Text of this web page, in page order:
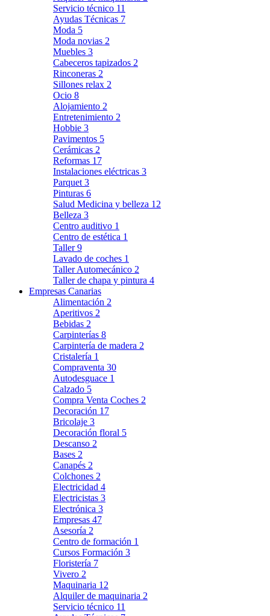
Servicio técnico 11
Ayudas Técnicas 7
Moda 5
Moda novias 2
Muebles 3
Cabeceros tapizados 2
Rinconeras 2
Sillones relax 2
Ocio 8
Alojamiento 2
Entretenimiento 2
Hobbie 3
Pavimentos 5
Cerámicas 2
Reformas 17
Instalaciones eléctricas 3
Parquet 3
Pinturas 6
Salud Medicina y belleza 12
Belleza 3
Centro auditivo 1
Centro de estética 1
Taller9
Lavado de coches 1
Taller Automecánico 2
Taller de chapa y pintura 4
Empresas Canarias
Alimentación 2
Aperitivos 2
Bebidas 2
Carpinterías 8
Carpintería de madera 2
Cristalería 1
Compraventa 30
Autodesguace 1
Calzado 5
Compra Venta Coches 2
Decoración 17
Bricolaje 3
Decoración floral 5
Descanso 2
Bases 2
Canapés 2
Colchones 2
Electricidad 4
Electricistas 3
Electrónica 3
Empresas 47
Asesoría 2
Centro de formación 1
Cursos Formación 3
Floristería 7
Vivero 2
Maquinaria 12
Alquiler de maquinaria 2
Servicio técnico 11